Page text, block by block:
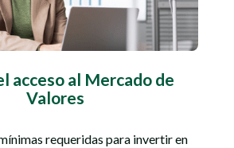
acceso al Mercado de
Valores
requeridas para invertir en